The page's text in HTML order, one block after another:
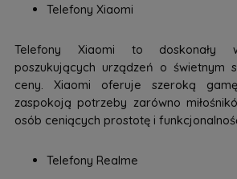
Telefony Xiaomi
Telefony Xiaomi to doskonały
poszukujących urządzeń o świetnym
ceny. Xiaomi oferuje szeroką
zaspokoją potrzeby zarówno
osób ceniących prostotę i
Telefony Realme